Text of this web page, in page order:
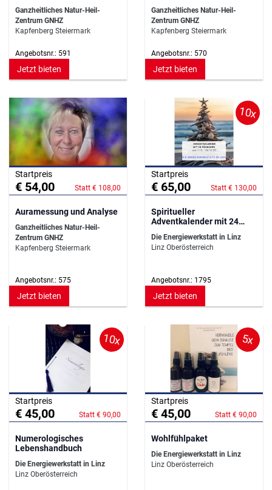
Ganzheitliches Natur-Heil-
Zentrum GNHZ
Kapfenberg Steiermark
Angebotsnr.: 591
Jetzt bieten
Ganzheitliches Natur-Heil-
Zentrum GNHZ
Kapfenberg Steiermark
Angebotsnr.: 570
Jetzt bieten
Startpreis
€ 54,00 Statt € 108,00
Auramessung und Analyse
Ganzheitliches Natur-Heil-
Zentrum GNHZ
Kapfenberg Steiermark
Angebotsnr.: 575
Jetzt bieten
10x
Startpreis
€ 65,00 Statt € 130,00
Spiritueller
Adventkalender mit 24
Die Energiewerkstatt in Linz
Linz Oberösterreich
Angebotsnr.: 1795
Jetzt bieten
10x
Startpreis
€ 45,00 Statt € 90,00
Numerologisches
Lebenshandbuch
Die Energiewerkstatt in Linz
Linz Oberösterreich
5x
Startpreis
€ 45,00 Statt € 90,00
Wohlfühlpaket
Die Energiewerkstatt in Linz
Linz Oberösterreich